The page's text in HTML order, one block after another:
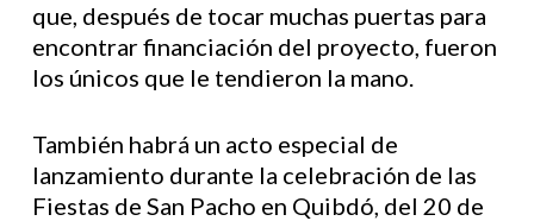
que, después de tocar muchas puertas para
encontrar financiación del proyecto, fueron
los únicos que le tendieron la mano.
También habrá un acto especial de
lanzamiento durante la celebración de las
Fiestas de San Pacho en Quibdó, del 20 de